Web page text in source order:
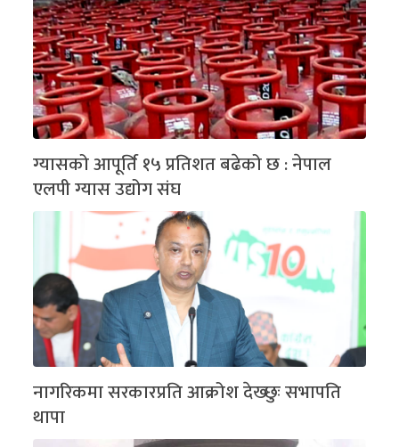
ग्यासको आपूर्ति १५ प्रतिशत बढेको छ : नेपाल
एलपी ग्यास उद्योग संघ
नागरिकमा सरकारप्रति आक्रोश देख्छुः सभापति
थापा